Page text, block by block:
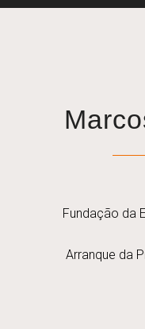
Fundação da
Arranque da